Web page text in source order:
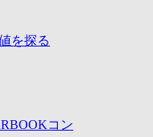
を探る
コン